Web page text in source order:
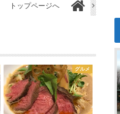
トップページへ
グルメ